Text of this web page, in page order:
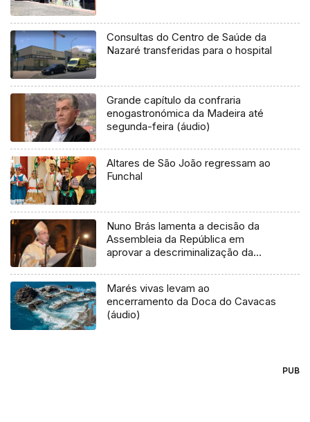
Consultas do Centro de Saúde da
Nazaré transferidas para o hospital
Grande capítulo da confraria
enogastronómica da Madeira até
segunda-feira (áudio)
Altares de São João regressam ao
Funchal
Nuno Brás lamenta a decisão da
Assembleia da República em
aprovar a descriminalização da
Marés vivas levam ao
encerramento da Doca do Cavacas
(áudio)
PUB